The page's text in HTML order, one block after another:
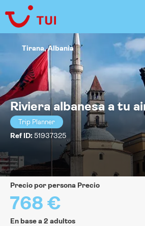
Riviera albanesa a tu
Trip Planner
Ref ID:51937325
Tirana, Albania
precio por persona Precio
768 €
En base a 2 adultos